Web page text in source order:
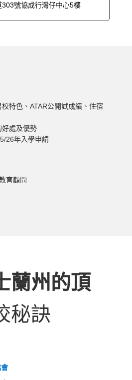
號協成行灣仔中心5樓
特色、ATAR公開試成績、住宿
處及優勢
26年入學申請
育顧問
蘭州的頂
秘訣